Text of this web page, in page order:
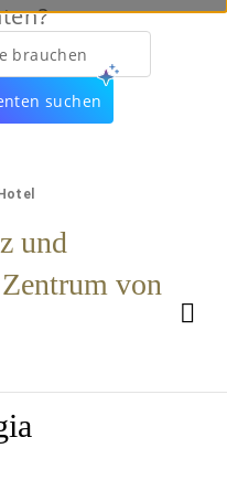
brauchen
suchen
und
von